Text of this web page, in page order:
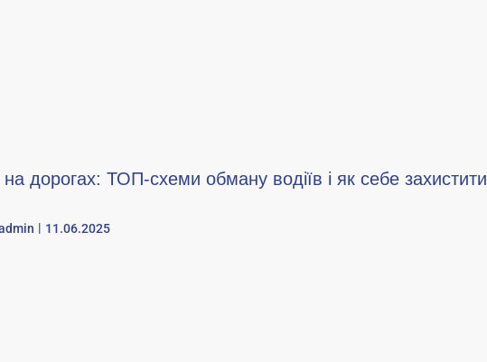
дорогах: ТОП-схеми обману водіїв і як себе захистити
11.06.2025